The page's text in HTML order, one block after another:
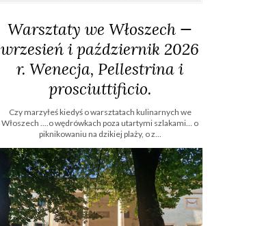
Warsztaty we Włoszech —
wrzesień i październik 2026
r. Wenecja, Pellestrina i
prosciuttificio.
Czy marzyłeś kiedyś o warsztatach kulinarnych we
Włoszech ....o wędrówkach poza utartymi szlakami… o
piknikowaniu na dzikiej plaży, o z...